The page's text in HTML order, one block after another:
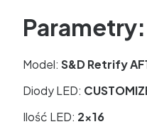
Parametry:
Model: S&D Retrify
Diody LED:
Ilość LED: 2x16